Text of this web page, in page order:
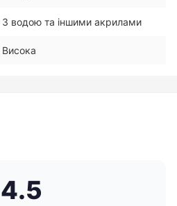
З водою та іншими акрилами
Висока
4.5